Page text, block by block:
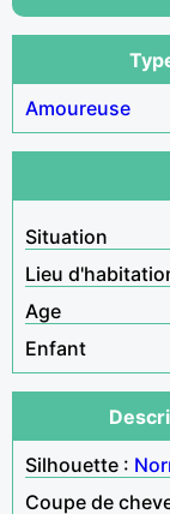
Amoureuse
Situation
Lieu
Age
Enfant
Silhouette :
Coupe de